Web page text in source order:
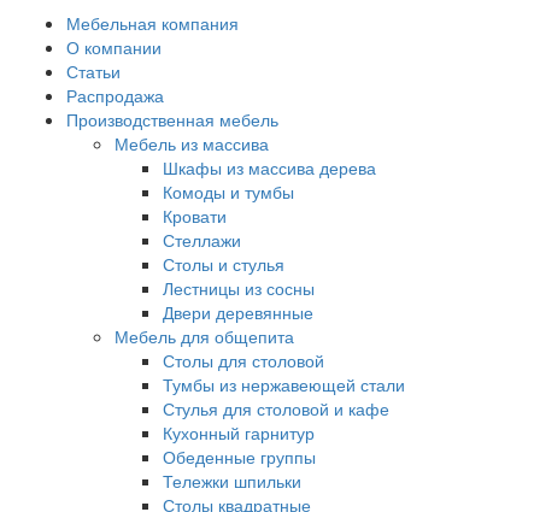
Мебельная компания
О компании
Статьи
Распродажа
Производственная мебель
Мебель из массива
Шкафы из массива дерева
Комоды и тумбы
Кровати
Стеллажи
Столы и стулья
Лестницы из сосны
Двери деревянные
Мебель для общепита
Столы для столовой
Тумбы из нержавеющей стали
Стулья для столовой и кафе
Кухонный гарнитур
Обеденные группы
Тележки шпильки
Столы квадратные